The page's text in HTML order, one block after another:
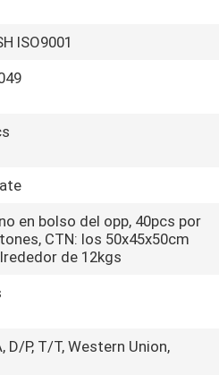
ISO9001
en bolso del opp, 40pcs por
CTN: los 50x45x50cm
de 12kgs
D/P, T/T, Western Union,